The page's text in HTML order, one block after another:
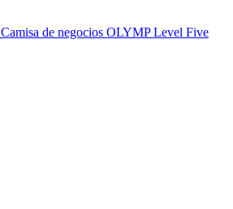
Camisa de negocios OLYMP Level Five